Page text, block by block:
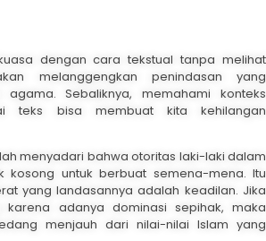
dengan cara tekstual tanpa melihat
melanggengkan penindasan yang
agama. Sebaliknya, memahami konteks
teks bisa membuat kita kehilangan
menyadari bahwa otoritas laki-laki dalam
kosong untuk berbuat semena-mena. Itu
yang landasannya adalah keadilan. Jika
karena adanya dominasi sepihak, maka
menjauh dari nilai-nilai Islam yang